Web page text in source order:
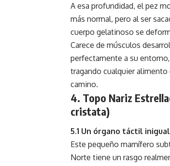
A esa profundidad, el pez
más normal, pero al ser
cuerpo gelatinoso se
Carece de músculos
perfectamente a su
tragando cualquier alimento
camino.
4. Topo Nariz
cristata)
5.1 Un órgano táctil
Este pequeño mamífero
Norte tiene un rasgo